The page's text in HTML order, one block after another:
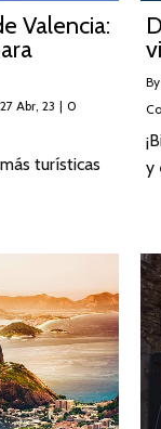
Valencia:
27 Abr, 23 | 0
turísticas
By
y